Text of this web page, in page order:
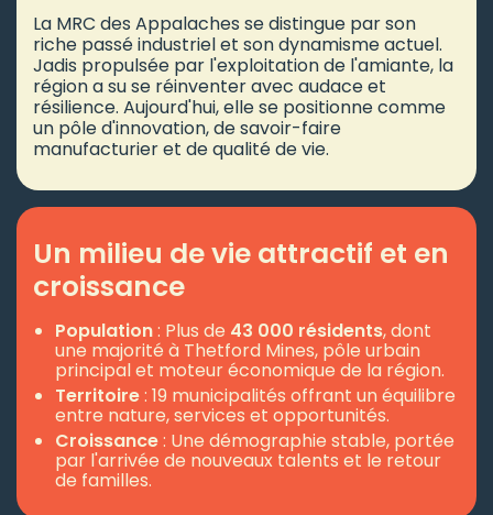
La MRC des Appalaches se distingue par son
riche passé industriel et son dynamisme actuel.
Jadis propulsée par l'exploitation de l'amiante, la
région a su se réinventer avec audace et
résilience. Aujourd'hui, elle se positionne comme
un pôle d'innovation, de savoir-faire
manufacturier et de qualité de vie.
Un milieu de vie attractif et en
croissance
Population: Plus de 43 000 résidents, dont
une majorité à Thetford Mines, pôle urbain
principal et moteur économique de la région.
Territoire: 19 municipalités offrant un équilibre
entre nature, services et opportunités.
Croissance: Une démographie stable, portée
par l'arrivée de nouveaux talents et le retour
de familles.